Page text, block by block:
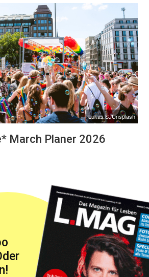
Lukas S./Unsplash
March Planer 2026